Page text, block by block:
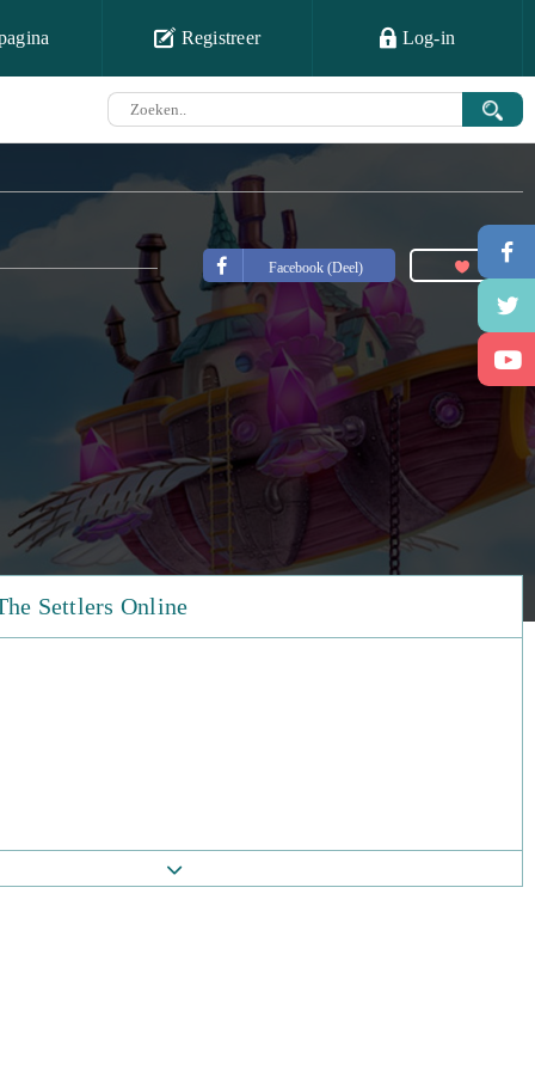
Registreer Log-in
Facebook (Deel)
Settlers Online